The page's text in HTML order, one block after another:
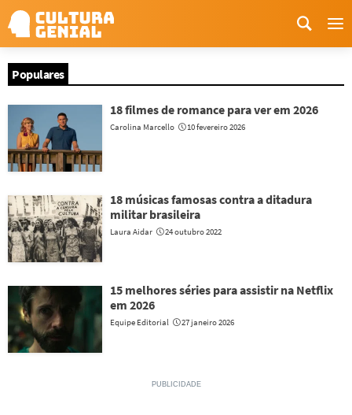
Populares
18 filmes de romance para ver em 2026
Carolina Marcello 10 fevereiro 2026
18 músicas famosas contra a ditadura
militar brasileira
Laura Aidar 24 outubro 2022
15 melhores séries para assistir na Netflix
em 2026
Equipe Editorial 27 janeiro 2026